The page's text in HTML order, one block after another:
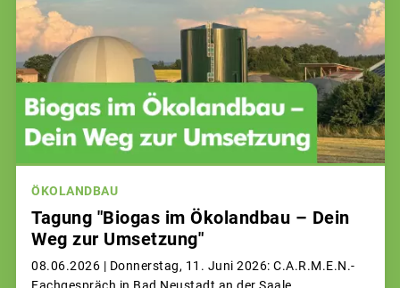
ÖKOLANDBAU
Tagung "Biogas im Ökolandbau – Dein
Weg zur Umsetzung"
08.06.2026 | Donnerstag, 11. Juni 2026: C.A.R.M.E.N.-